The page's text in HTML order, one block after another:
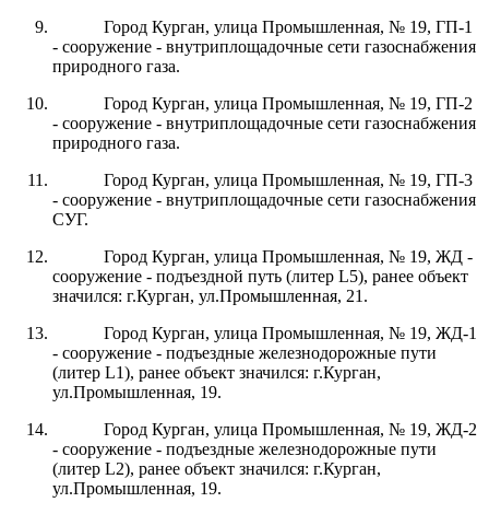
Город Курган, улица Промышленная, № 19, ГП-1
- сооружение - внутриплощадочные сети газоснабжения
природного газа.
Город Курган, улица Промышленная, № 19, ГП-2
- сооружение - внутриплощадочные сети газоснабжения
природного газа.
Город Курган, улица Промышленная, № 19, ГП-3
- сооружение - внутриплощадочные сети газоснабжения
СУГ.
Город Курган, улица Промышленная, № 19, ЖД -
сооружение - подъездной путь (литер L5), ранее объект
значился: г.Курган, ул.Промышленная, 21.
Город Курган, улица Промышленная, № 19, ЖД-1
- сооружение - подъездные железнодорожные пути
(литер L1), ранее объект значился: г.Курган,
ул.Промышленная, 19.
Город Курган, улица Промышленная, № 19, ЖД-2
- сооружение - подъездные железнодорожные пути
(литер L2), ранее объект значился: г.Курган,
ул.Промышленная, 19.